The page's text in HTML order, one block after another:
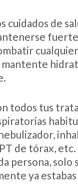
cuidados de
mantente
todos tus
de tórax, etc.
persona, solo
ya